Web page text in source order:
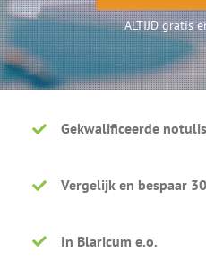
ALTIJD gratis
Gekwalificeerde
Vergelijk en bespaar
In Blaricum e.o.